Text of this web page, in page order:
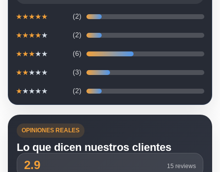
★★★★★ (2)
★★★★★ (2)
★★★★★ (6)
★★★★★ (3)
★★★★★ (2)
OPINIONES REALES
Lo que dicen nuestros clientes
2.9 15 reviews